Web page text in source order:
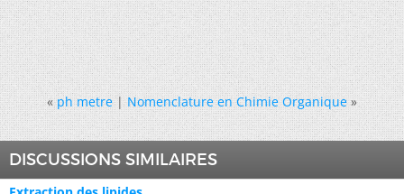
« ph metre|Nomenclature en Chimie Organique »
DISCUSSIONS SIMILAIRES